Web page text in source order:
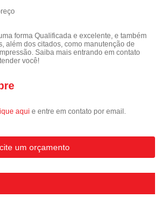
forma Qualificada e excelente, e também
além dos citados, como manutenção de
Saiba mais entrando em contato
você!
aqui e entre em contato por email.
um orçamento